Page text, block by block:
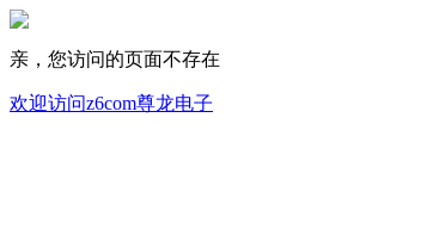
亲，您访问的页面不存在
欢迎访问z6com尊龙电子